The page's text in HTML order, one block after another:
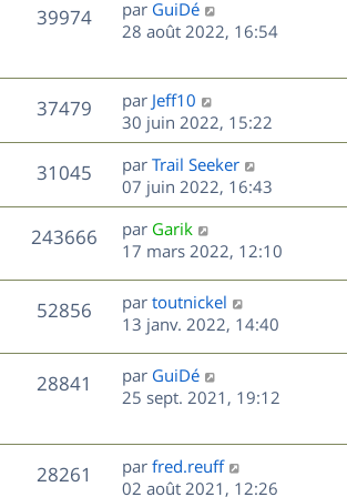
s
n
i
r
m
e
s
s
a
g
e
39974V
s
D
e
n
i
e
r
m
e
s
s
a
g
e
par GuiDé
28 août 2022, 16:54
37479V
u
s
D
e
r
n
i
e
r
m
e
s
s
e
par Jeff10
30 juin 2022, 15:22
31045V
u
e
D
e
r
n
i
e
r
m
s
a
e
par Trail Seeker
07 juin 2022, 16:43
243666V
u
s
D
e
n
i
r
m
e
s
a
par Garik
17 mars 2022, 12:10
52856V
u
D
e
i
e
e
par toutnickel
13 janv. 2022, 14:40
28841
D
e
n
i
e
par GuiDé
25 sept. 2021, 19:12
28261
D
e
par fred.reuff
02 août 2021, 12:26